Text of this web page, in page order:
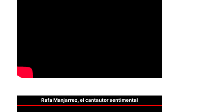
Rafa Manjarrez, el cantautor sentimental